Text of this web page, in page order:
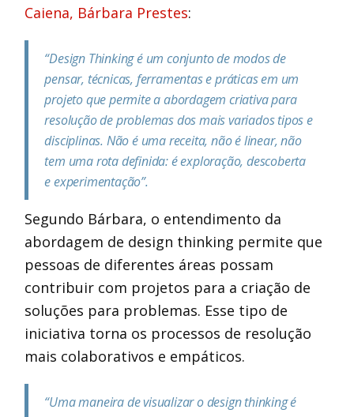
Caiena, Bárbara Prestes:
“Design Thinking é um conjunto de modos de
pensar, técnicas, ferramentas e práticas em um
projeto que permite a abordagem criativa para
resolução de problemas dos mais variados tipos e
disciplinas. Não é uma receita, não é linear, não
tem uma rota definida: é exploração, descoberta
e experimentação”.
Segundo Bárbara, o entendimento da
abordagem de design thinking permite que
pessoas de diferentes áreas possam
contribuir com projetos para a criação de
soluções para problemas. Esse tipo de
iniciativa torna os processos de resolução
mais colaborativos e empáticos.
“Uma maneira de visualizar o design thinking é